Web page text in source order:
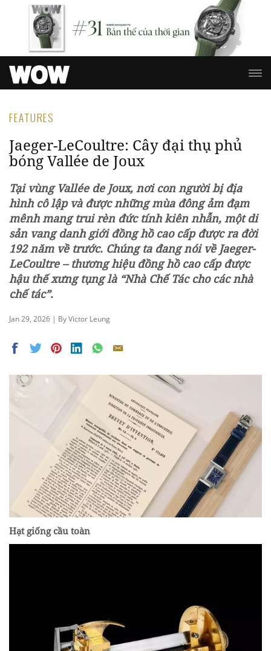
FEATURES
Jaeger-LeCoultre: Cây đại thụ phủ
bóng Vallée de Joux
Tại vùng Vallée de Joux, nơi con người bị địa
hình cô lập và được những mùa đông ảm đạm
mênh mang trui rèn đức tính kiên nhẫn, một di
sản vang danh giới đồng hồ cao cấp được ra đời
192 năm về trước. Chúng ta đang nói về Jaeger-
LeCoultre – thương hiệu đồng hồ cao cấp được
hậu thế xưng tụng là “Nhà Chế Tác cho các nhà
chế tác”.
Jan 29, 2026 | By Victor Leung
Hạt giống cầu toàn